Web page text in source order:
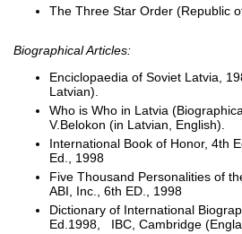
The Three Star Order (Republic
Biographical Articles:
Enciclopaedia of Soviet Latvia,
Latvian).
Who is Who in Latvia
V.Belokon (in Latvian, English).
International Book of Honor, 4th
Ed., 1998
Five Thousand Personalities of
ABI, Inc., 6th ED., 1998
Dictionary of International
Ed.1998, IBC, Cambridge